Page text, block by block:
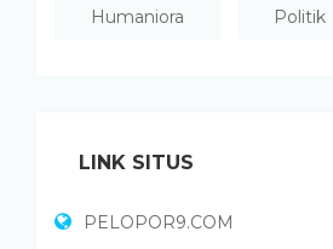
Humaniora Politik
LINK SITUS
PELOPOR9.COM